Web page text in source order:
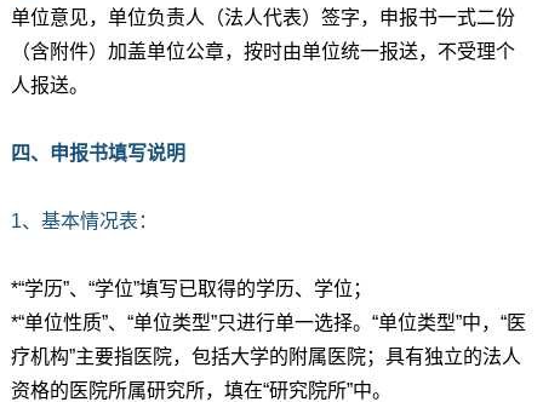
单位意见，单位负责人（法人代表）签字，申报书一式二份
（含附件）加盖单位公章，按时由单位统一报送，不受理个
人报送。
四、申报书填写说明
1、基本情况表：
*“学历”、“学位”填写已取得的学历、学位；
*“单位性质”、“单位类型”只进行单一选择。“单位类型”中，“医
疗机构”主要指医院，包括大学的附属医院；具有独立的法人
资格的医院所属研究所，填在“研究院所”中。